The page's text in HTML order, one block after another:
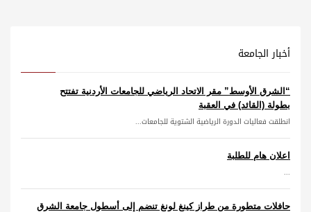
أخبار الجامعة
“الشرق الأوسط” مقر الاتحاد الرياضي للجامعات الأردنية تفتتح
بطولة (القائد) في العقبة
انطلقت فعاليات الدورة الرياضية الشتوية للجامعات...
اعلان هام للطلبة
...
حافلات متطورة من طراز كينغ لونغ تنضم إلى أسطول جامعة الشرق